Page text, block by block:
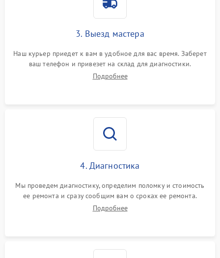
3. Выезд мастера
Наш курьер приедет к вам в удобное для вас время. Заберет
ваш телефон и привезет на склад для диагностики.
Подробнее
4. Диагностика
Мы проведем диагностику, определим поломку и стоимость
ее ремонта и сразу сообщим вам о сроках ее ремонта.
Подробнее